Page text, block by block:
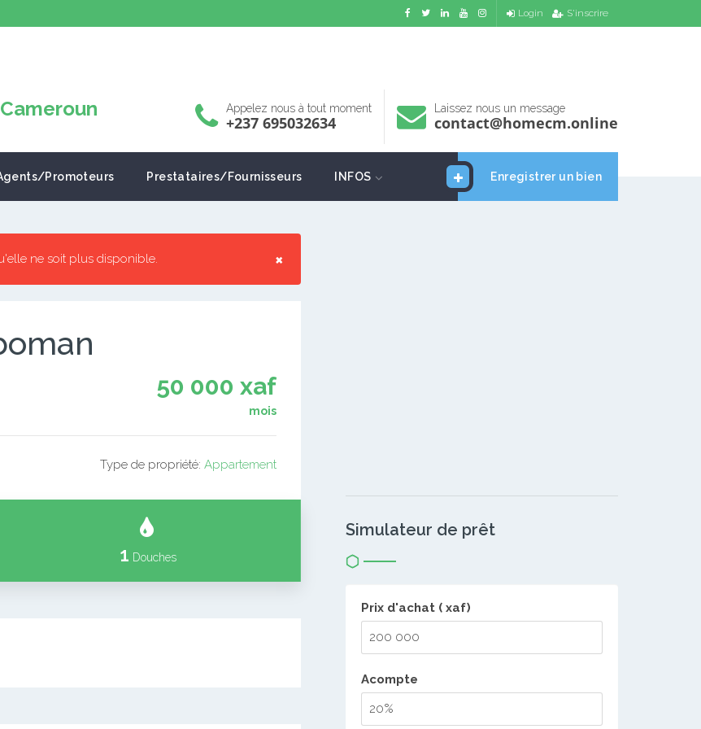
Login S'inscrire
Appelez nous à tout moment
+237 695032634
Laissez nous un message
contact@homecm.online
Enregistrer un bien
Promoteurs Prestataires/Fournisseurs INFOS
×
ne soit plus disponible.
50 000 xaf
mois
Type de propriété: Appartement
1 Douches
Simulateur de prêt
Prix d'achat ( xaf)
Acompte